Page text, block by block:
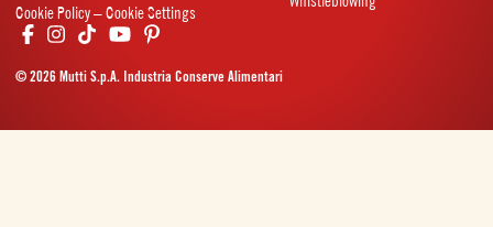
Cookie Policy – Cookie Settings
© 2026 Mutti S.p.A. Industria Conserve Alimentari